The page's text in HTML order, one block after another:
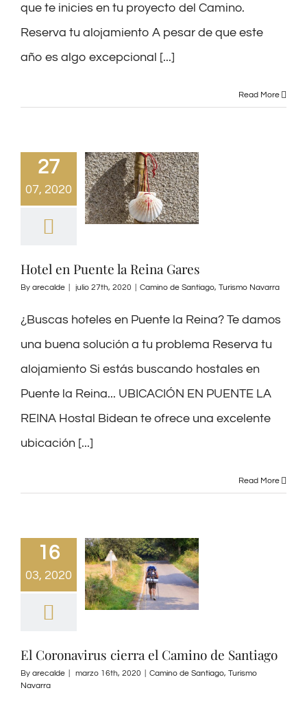
que te inicies en tu proyecto del Camino.
Reserva tu alojamiento A pesar de que este
año es algo excepcional [...]
Read More
27
07, 2020
Hotel en Puente la Reina Gares
By arecalde julio 27th, 2020 Camino de Santiago, Turismo Navarra
¿Buscas hoteles en Puente la Reina? Te damos
una buena solución a tu problema Reserva tu
alojamiento Si estás buscando hostales en
Puente la Reina... UBICACIÓN EN PUENTE LA
REINA Hostal Bidean te ofrece una excelente
ubicación [...]
Read More
16
03, 2020
El Coronavirus cierra el Camino de Santiago
By arecalde marzo 16th, 2020 Camino de Santiago, Turismo
Navarra